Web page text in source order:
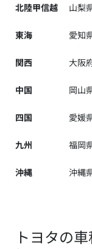
北陸甲信越 山梨
東海 愛知
関西 大阪
中国 岡山
四国 愛媛
九州 福岡
沖縄 沖縄
トヨタの